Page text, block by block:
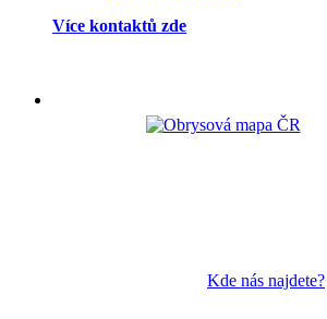
Více kontaktů zde
Kde nás najdete?